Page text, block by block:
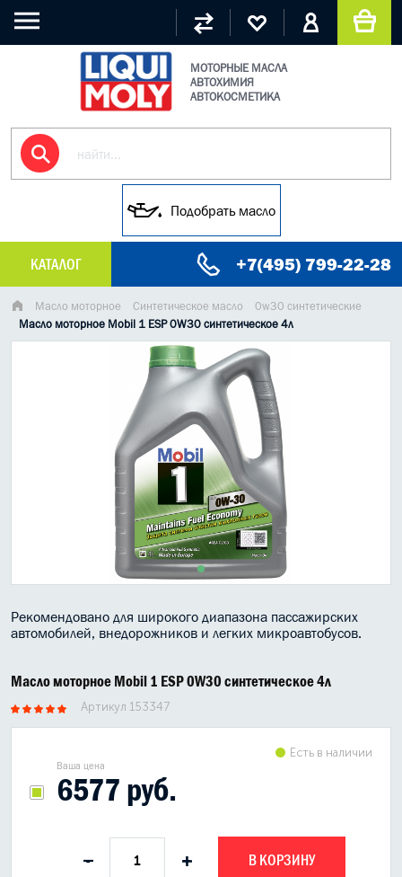
МОТОРНЫЕ МАСЛА
АВТОХИМИЯ
АВТОКОСМЕТИКА
Подобрать масло
КАТАЛОГ +7(495) 799-22-28
МАСЛО МОТОРНОЕ
ГРУЗОВЫЕ МАСЛА
ГИДРАВЛИЧЕСКИЕ МАСЛА
КОНСИСТЕНТНАЯ СМАЗКА
ИНДУСТРИАЛЬНЫЕ МАСЛА
АНТИФРИЗЫ СПЕЦЖИДКОСТИ
ПРИСАДКИ АВТОХИМИЯ
МОТО МАСЛА
Масло моторное Синтетическое масло
0w30 синтетические
Масло моторное Mobil 1 ESP 0W30 синтетическое 4л
Рекомендовано для широкого диапазона пассажирских
автомобилей, внедорожников и легких микроавтобусов.
Масло моторное Mobil 1 ESP 0W30 синтетическое 4л
Артикул 153347
Ваша цена
6577 руб.
Есть в наличии
- + В КОРЗИНУ